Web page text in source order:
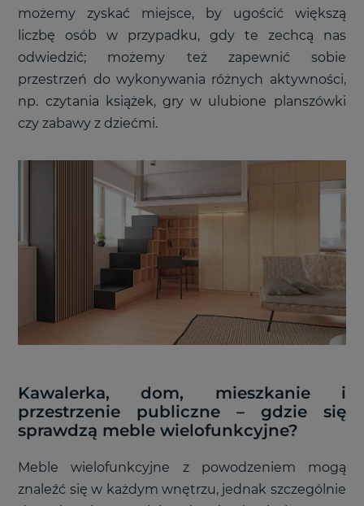
możemy zyskać miejsce, by ugościć większą
liczbę osób w przypadku, gdy te zechcą nas
odwiedzić; możemy też zapewnić sobie
przestrzeń do wykonywania różnych aktywności,
np. czytania książek, gry w ulubione planszówki
czy zabawy z dziećmi.
Kawalerka, dom, mieszkanie i
przestrzenie publiczne – gdzie się
sprawdzą meble wielofunkcyjne?
Meble wielofunkcyjne z powodzeniem mogą
znaleźć się w każdym wnętrzu, jednak szczególnie